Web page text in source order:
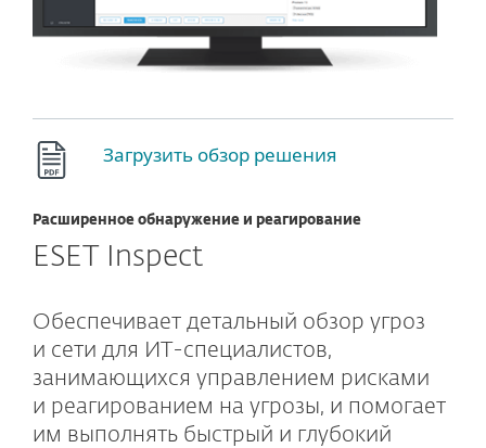
Загрузить обзор решения
Расширенное обнаружение и реагирование
ESET Inspect
Обеспечивает детальный обзор угроз
и сети для ИТ-специалистов,
занимающихся управлением рисками
и реагированием на угрозы, и помогает
им выполнять быстрый и глубокий